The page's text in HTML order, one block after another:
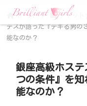
ホーム チャット
テスが語った『デキる男の
能なのか？
銀座高級ホステ
つの条件』を
能なのか？